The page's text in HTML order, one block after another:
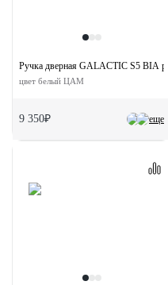
еще
Ручка дверная GALACTIC S5 BIA
цвет белый ЦАМ
9 350₽